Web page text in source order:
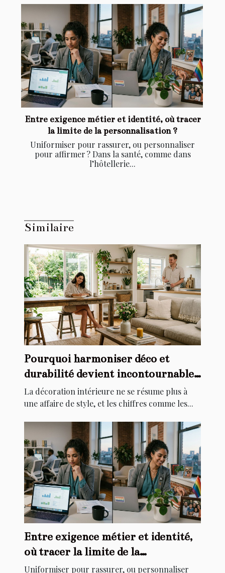
Entre exigence métier et identité, où tracer
la limite de la personnalisation ?
Uniformiser pour rassurer, ou personnaliser
pour affirmer ? Dans la santé, comme dans
l’hôtellerie...
Similaire
Pourquoi harmoniser déco et
durabilité devient incontournable
chez soi
La décoration intérieure ne se résume plus à
une affaire de style, et les chiffres comme les...
Entre exigence métier et identité,
où tracer la limite de la
personnalisation ?
Uniformiser pour rassurer, ou personnaliser